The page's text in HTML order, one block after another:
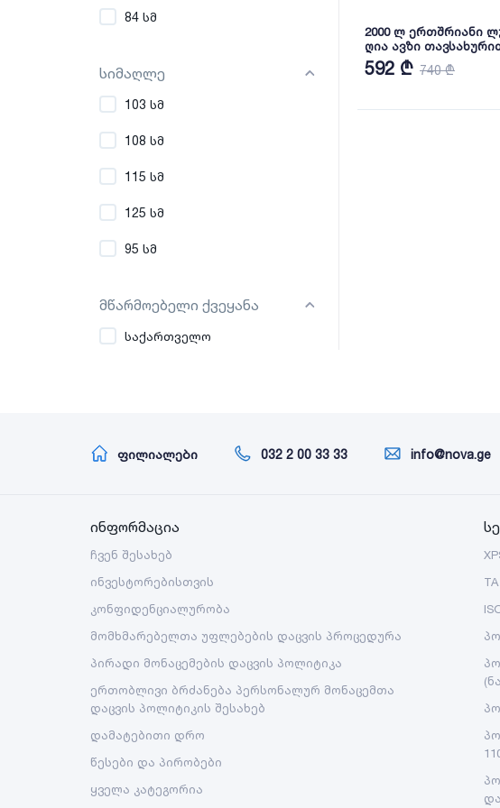
84 სმ
სიმაღლე
103 სმ
108 სმ
115 სმ
125 სმ
95 სმ
მწარმოებელი ქვეყანა
საქართველო
2000 ლ ერთშრიანი
ღია ავზი
(ჩანი) NOVA
592 ₾ 740 ₾
ფილიალები 032 2 00 33 33 info@nova.ge
ინფორმაცია
ჩვენ შესახებ
ინვესტორებისთვის
კონფიდენციალურობა
მომხმარებელთა უფლებების დაცვის პროცედურა
პირადი მონაცემების დაცვის პოლიტიკა
ერთობლივი ბრძანება პერსონალურ მონაცემთა
დაცვის პოლიტიკის შესახებ
დამატებითი დრო
წესები და პირობები
ყველა კატეგორია